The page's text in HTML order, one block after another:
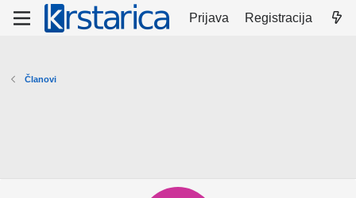
Prijava Registracija
Članovi